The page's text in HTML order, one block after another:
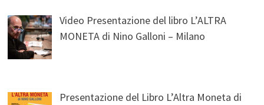
Video Presentazione del libro L’ALTRA
MONETA di Nino Galloni – Milano
Presentazione del Libro L’Altra Moneta di